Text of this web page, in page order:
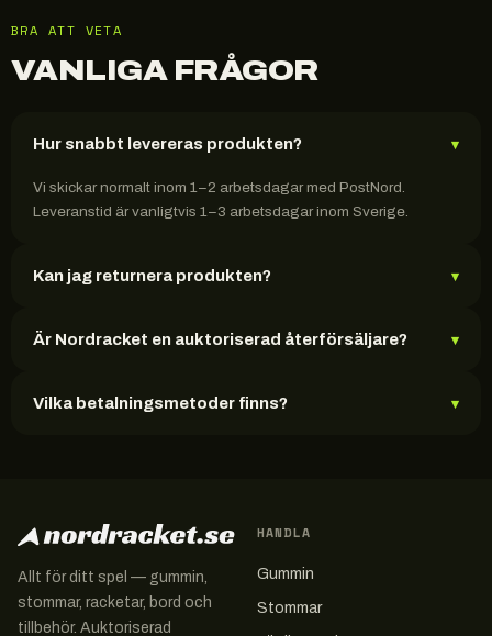
BRA ATT VETA
VANLIGA FRÅGOR
Hur snabbt levereras produkten? ▾
Vi skickar normalt inom 1–2 arbetsdagar med PostNord.
Leveranstid är vanligtvis 1–3 arbetsdagar inom Sverige.
Kan jag returnera produkten? ▾
Är Nordracket en auktoriserad återförsäljare? ▾
Vilka betalningsmetoder finns? ▾
Allt för ditt spel — gummin,
stommar, racketar, bord och
tillbehör. Auktoriserad
HANDLA
Gummin
Stommar